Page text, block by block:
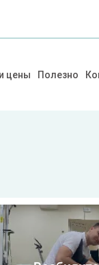
цены Полезно